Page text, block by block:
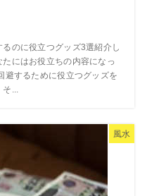
のに役立つグッズ3選紹介し
にはお役立ちの内容になっ
避するために役立つグッズを
...
風水